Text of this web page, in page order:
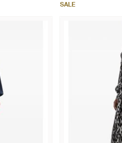
SALE